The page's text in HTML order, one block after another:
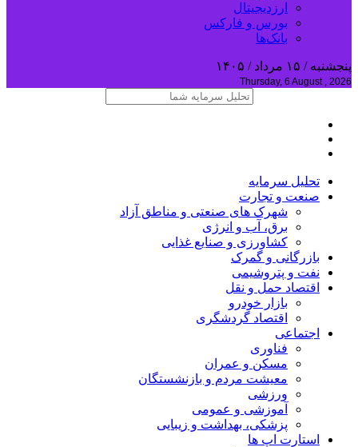
ارزدیجیتال
بورس و فارکس
بانک‌ها
پنجشنبه / ۱۵ مرداد / ۱۴۰۵
Thursday, 6 August , 2026
تحلیل‌ سرمایه
صنعت و تجارت
شهرک های صنعتی و مناطق آزاد
برق، آب و انرژی
کشاورزی و صنایع غذایی
بازرگانی و گمرک
نفت و پتروشیمی
اقتصاد حمل و نقل
بازار خودرو
اقتصاد گردشگری
اجتماعی
فناوری
مسکن و عمران
معیشت مردم و بازنشستگان
ورزشی
آموزشی و عمومی
پزشکی، بهداشت و زیبایی
استارت اپ ها